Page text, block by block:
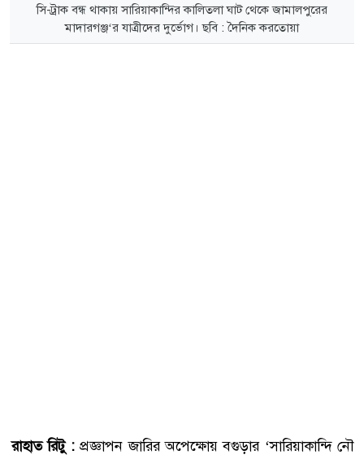
সি-ট্রাক বন্ধ থাকায় সারিয়াকান্দির কালিতলা ঘাট থেকে জামালপুরের
মাদারগঞ্জ‘র যাত্রীদের দুর্ভোগ। ছবি : দৈনিক করতোয়া
রাহাত রিটু :প্রজ্ঞাপন জারির অপেক্ষোয় বগুড়ার ‘সারিয়াকান্দি নৌ